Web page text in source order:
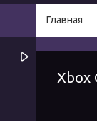
Главная
Xbox